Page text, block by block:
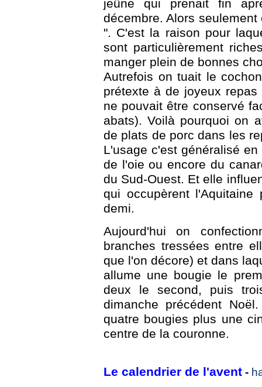
jeûne qui prenait fin
décembre. Alors
". C'est la raison pour
sont particulièrement
manger plein de bonnes
Autrefois on tuait le
prétexte à de joyeux
ne pouvait être conservé
abats). Voilà pourquoi on
de plats de porc dans les
L'usage c'est généralisé
de l'oie ou encore du
du Sud-Ouest. Et elle
qui occupèrent
demi.
Aujourd'hui on
branches tressées entre
que l'on décore) et dans
allume une bougie le
deux le second, puis
dimanche précédent
quatre bougies plus une
centre de la couronne.
Le calendrier de l'avent -